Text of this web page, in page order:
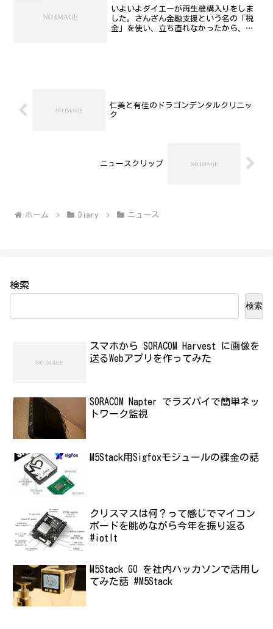
いよいよダイエーが再生機構入りをしま
した。さんざん金融支援という名の「税
金」を使い、立ち直れなかったから、再
仁美と有佳のドラゴンデンタルクリニッ
ク
ニュースクリップ
ホーム Diary ニュース
検索
検索
スマホから SORACOM Harvest に画像を
送るWebアプリを作ってみた
SORACOM Napter でラズパイで簡単ネッ
トワーク監視
M5Stack用Sigfoxモジュールの課金の話
クリスマスは何？って感じでマイコン
ボードを眺めながら今年を振り返る
#iotlt
M5Stack GO を社内ハッカソンで活用し
てみた話 #M5Stack